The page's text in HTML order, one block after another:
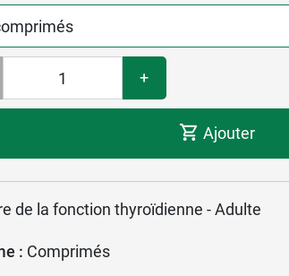
+
Ajouter
de la fonction thyroïdienne - Adulte
: Comprimés